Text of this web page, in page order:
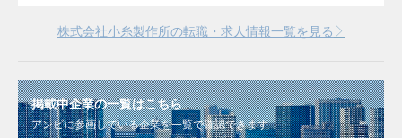
株式会社小糸製作所の転職・求人情報一覧を見る
掲載中企業の一覧はこちら
アンビに参画している企業を一覧で確認できます